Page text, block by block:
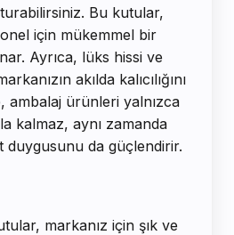
Bu kutular,
için mükemmel bir
Ayrıca, lüks hissi ve
akılda kalıcılığını
ambalaj ürünleri yalnızca
kalmaz, aynı zamanda
duygusunu da güçlendirir.
markanız için şık ve